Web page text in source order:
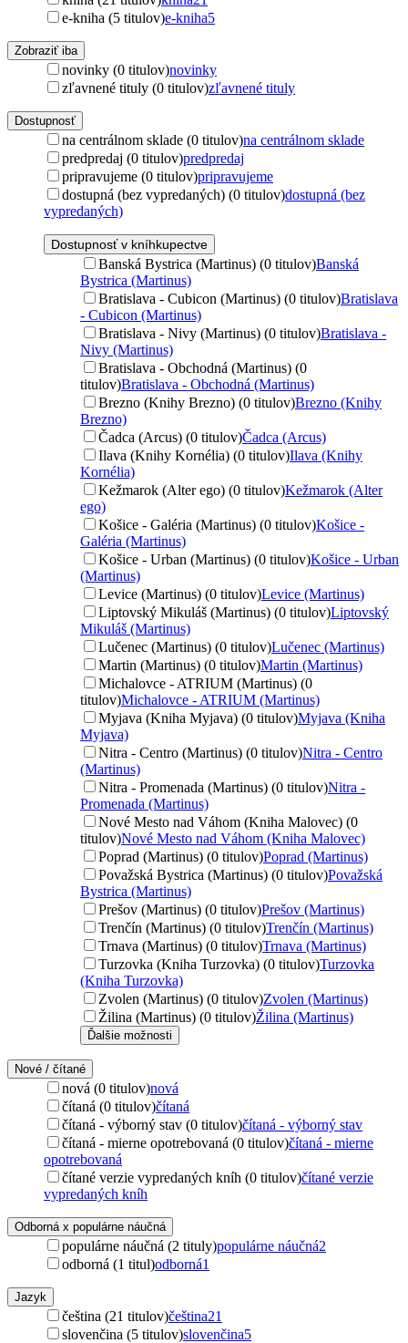
e-kniha (5 titulov)e-kniha5
Zobraziť iba
novinky (0 titulov)novinky
zľavnené tituly (0 titulov)zľavnené tituly
Dostupnosť
na centrálnom sklade (0 titulov)na centrálnom sklade
predpredaj (0 titulov)predpredaj
pripravujeme (0 titulov)pripravujeme
dostupná (bez vypredaných) (0 titulov)dostupná (bez
vypredaných)
Dostupnosť v kníhkupectve
Banská Bystrica (Martinus) (0 titulov)Banská
Bystrica (Martinus)
Bratislava - Cubicon (Martinus) (0 titulov)Bratislava
- Cubicon (Martinus)
Bratislava - Nivy (Martinus) (0 titulov)Bratislava -
Nivy (Martinus)
Bratislava - Obchodná (Martinus) (0
titulov)Bratislava - Obchodná (Martinus)
Brezno (Knihy Brezno) (0 titulov)Brezno (Knihy
Brezno)
Čadca (Arcus) (0 titulov)Čadca (Arcus)
Ilava (Knihy Kornélia) (0 titulov)Ilava (Knihy
Kornélia)
Kežmarok (Alter ego) (0 titulov)Kežmarok (Alter
ego)
Košice - Galéria (Martinus) (0 titulov)Košice -
Galéria (Martinus)
Košice - Urban (Martinus) (0 titulov)Košice - Urban
(Martinus)
Levice (Martinus) (0 titulov)Levice (Martinus)
Liptovský Mikuláš (Martinus) (0 titulov)Liptovský
Mikuláš (Martinus)
Lučenec (Martinus) (0 titulov)Lučenec (Martinus)
Martin (Martinus) (0 titulov)Martin (Martinus)
Michalovce - ATRIUM (Martinus) (0
titulov)Michalovce - ATRIUM (Martinus)
Myjava (Kniha Myjava) (0 titulov)Myjava (Kniha
Myjava)
Nitra - Centro (Martinus) (0 titulov)Nitra - Centro
(Martinus)
Nitra - Promenada (Martinus) (0 titulov)Nitra -
Promenada (Martinus)
Nové Mesto nad Váhom (Kniha Malovec) (0
titulov)Nové Mesto nad Váhom (Kniha Malovec)
Poprad (Martinus) (0 titulov)Poprad (Martinus)
Považská Bystrica (Martinus) (0 titulov)Považská
Bystrica (Martinus)
Prešov (Martinus) (0 titulov)Prešov (Martinus)
Trenčín (Martinus) (0 titulov)Trenčín (Martinus)
Trnava (Martinus) (0 titulov)Trnava (Martinus)
Turzovka (Kniha Turzovka) (0 titulov)Turzovka
(Kniha Turzovka)
Zvolen (Martinus) (0 titulov)Zvolen (Martinus)
Žilina (Martinus) (0 titulov)Žilina (Martinus)
Ďalšie možnosti
Nové / čítané
nová (0 titulov)nová
čítaná (0 titulov)čítaná
čítaná - výborný stav (0 titulov)čítaná - výborný stav
čítaná - mierne opotrebovaná (0 titulov)čítaná - mierne
opotrebovaná
čítané verzie vypredaných kníh (0 titulov)čítané verzie
vypredaných kníh
Odborná x populárne náučná
populárne náučná (2 tituly)populárne náučná2
odborná (1 titul)odborná1
Jazyk
čeština (21 titulov)čeština21
slovenčina (5 titulov)slovenčina5